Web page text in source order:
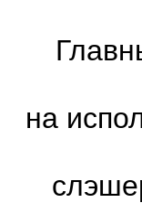
на